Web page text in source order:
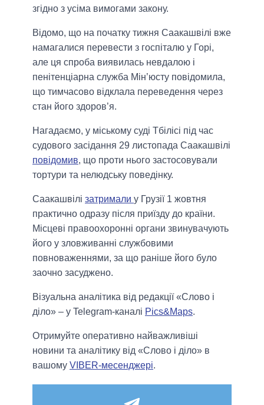
згідно з усіма вимогами закону.
Відомо, що на початку тижня Саакашвілі вже
намагалися перевести з госпіталю у Горі,
але ця спроба виявилась невдалою і
пенітенціарна служба Мін’юсту повідомила,
що тимчасово відклала переведення через
стан його здоров’я.
Нагадаємо, у міському суді Тбілісі під час
судового засідання 29 листопада Саакашвілі
повідомив, що проти нього застосовували
тортури та нелюдську поведінку.
Саакашвілі затримали у Грузії 1 жовтня
практично одразу після приїзду до країни.
Місцеві правоохоронні органи звинувачують
його у зловживанні службовими
повноваженнями, за що раніше його було
заочно засуджено.
Візуальна аналітика від редакції «Слово і
діло» – у Telegram-каналі Pics&Maps.
Отримуйте оперативно найважливіші
новини та аналітику від «Слово і діло» в
вашому VIBER-месенджері.